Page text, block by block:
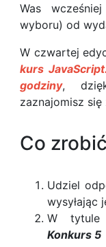
Was
wyboru) od
W czwartej
kurs
godziny,
zaznajomisz
Co
Udziel
wysyłając
W tytule
Konkurs 5